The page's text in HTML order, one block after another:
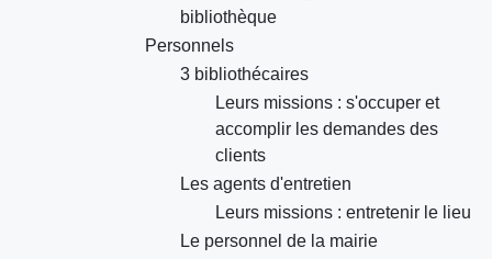
bibliothèque
Personnels
3 bibliothécaires
Leurs missions : s'occuper et
accomplir les demandes des
clients
Les agents d'entretien
Leurs missions : entretenir le lieu
Le personnel de la mairie